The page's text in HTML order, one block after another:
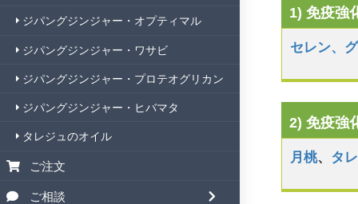
ジパングジンジャー・オプティマル
ジパングジンジャー・ワサビ
ジパングジンジャー・プロテオグリカン
ジパングジンジャー・ヒバマタ
タレジュのオイル
ご注文
ご相談
1) 免疫強
セレン、
2) 免疫強
月桃、 タ